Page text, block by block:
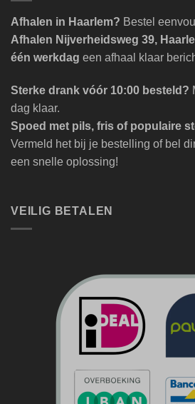
Afhalen in Haarlem? Bestel
Afhalen Nijverheidsweg 39,
één werkdag een afhaal klaar
Sterke drank vóór 10:00 besteld?
dag klaar.
Spoed met pils, fris of populaire
Vermeld het bij je bestelling of bel
een snelle oplossing!
VEILIG BETALEN